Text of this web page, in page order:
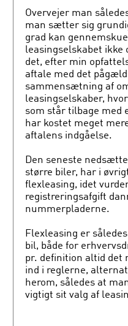
Overvejer man
man sætter sig
grad kan
leasingselskabet ikke
det, efter min
aftale med det
sammensætning af
leasingselskaber,
som står tilbage med
har kostet meget
aftalens indgåelse.
Den seneste
større biler, har i
flexleasing, idet
registreringsafgift
nummerpladerne.
Flexleasing er
bil, både for
pr. definition altid det
ind i reglerne,
herom, således at
vigtigt sit valg af